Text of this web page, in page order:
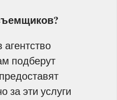
подберут
за эти услуги